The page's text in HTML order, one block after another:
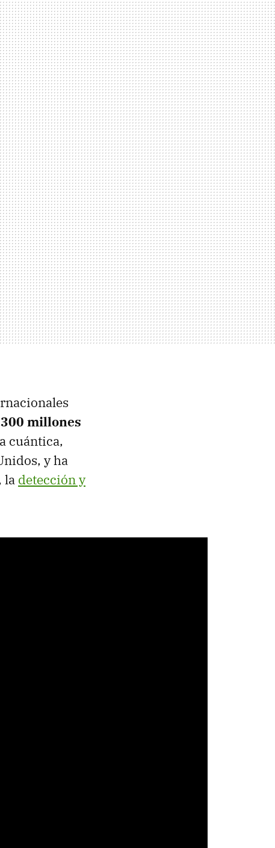
millones
cuántica,
y ha
la detección y